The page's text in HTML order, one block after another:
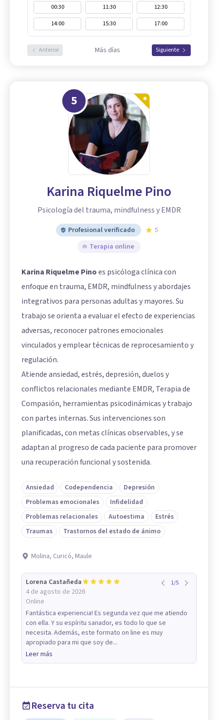
00:30 11:30
12:30
14:00
15:30 17:00
Anterior Más días Siguiente
5
Karina Riquelme Pino
Psicología del trauma, mindfulness y EMDR
Profesional verificado
5
Terapia online
Karina Riquelme Pinoes psicóloga clínica con
enfoque en trauma, EMDR, mindfulness y abordajes
integrativos para personas adultas y mayores. Su
trabajo se orienta a evaluar el efecto de experiencias
adversas, reconocer patrones emocionales
vinculados y emplear técnicas de reprocesamiento y
regulación.
Atiende ansiedad, estrés, depresión, duelos y
conflictos relacionales mediante EMDR, Terapia de
Compasión, herramientas psicodinámicas y trabajo
con partes internas. Sus intervenciones son
planificadas, con metas clínicas observables, y se
adaptan al progreso de cada paciente para promover
una recuperación funcional y sostenida.
Ansiedad Codependencia
Depresión
Problemas emocionales
Infidelidad
Problemas relacionales
Autoestima
Estrés
Traumas
Trastornos del estado de ánimo
Molina, Curicó, Maule
Lorena Castañeda
4 de agosto de 2026
Online
1/5
Fantástica experiencia! Es segunda vez que me atiendo
con ella. Y su espíritu sanador, es todo lo que se
necesita. Además, este formato on line es muy
apropiado para mi que soy de...
Leer más
Reserva tu cita